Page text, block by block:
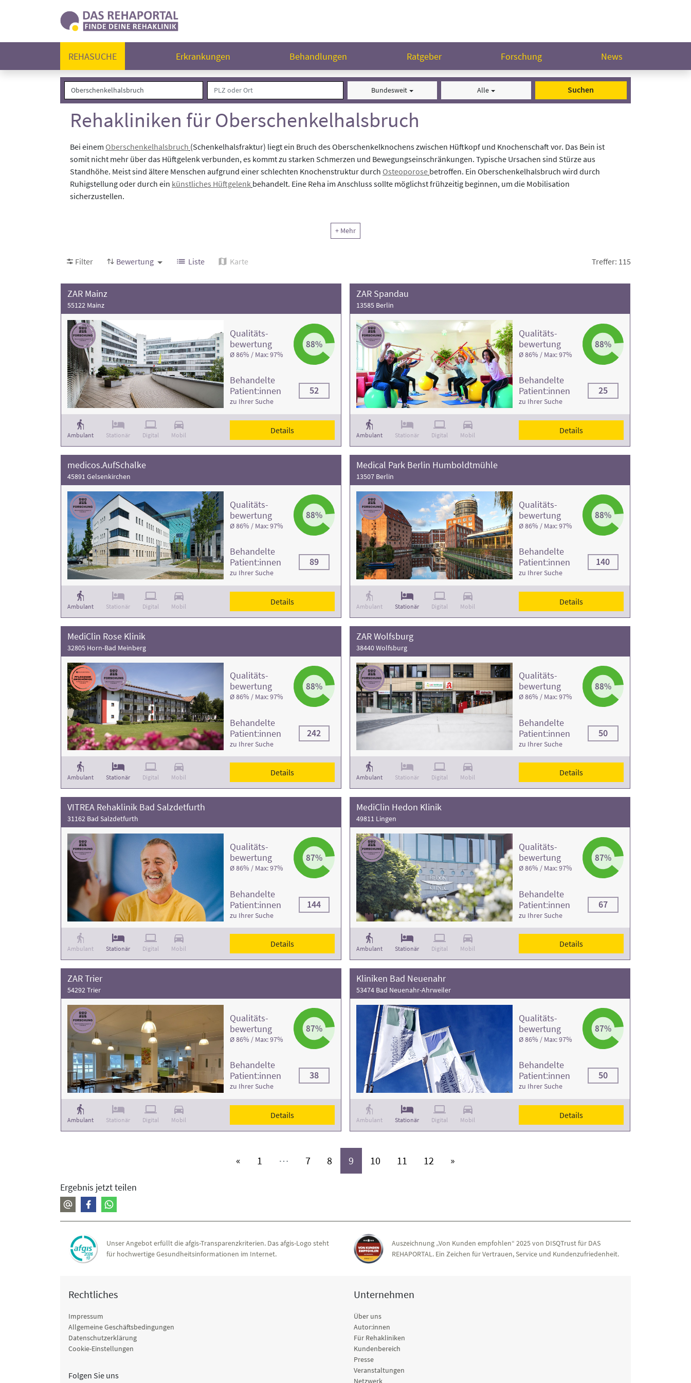
REHASUCHE Erkrankungen Behandlungen Ratgeber Forschung News
Bundesweit Alle Suchen
Rehakliniken für Oberschenkelhalsbruch
Bei einem Oberschenkelhalsbruch (Schenkelhalsfraktur) liegt ein Bruch des Oberschenkelknochens zwischen Hüftkopf und Knochenschaft vor. Das Bein ist
somit nicht mehr über das Hüftgelenk verbunden, es kommt zu starken Schmerzen und Bewegungseinschränkungen. Typische Ursachen sind Stürze aus
Standhöhe. Meist sind ältere Menschen aufgrund einer schlechten Knochenstruktur durch Osteoporose betroffen. Ein Oberschenkelhalsbruch wird durch
Ruhigstellung oder durch ein künstliches Hüftgelenk behandelt. Eine Reha im Anschluss sollte möglichst frühzeitig beginnen, um die Mobilisation
sicherzustellen.
Oberschenkelhalsbruchbehandelt.
. Weitere Informationen und die Kontaktdaten finden Sie in den jeweiligen Klinikprofilen.
+ Mehr
Filter Bewertung Liste Karte Treffer: 115
ZAR Mainz
55122 Mainz
Ambulant Stationär Digital Mobil
Qualitäts­
bewertung
Ø 86% / Max: 97%
88%
Behandelte
Patient:innen
zu Ihrer Suche
52
Details
ZAR Spandau
13585 Berlin
Ambulant Stationär Digital Mobil
Qualitäts­
bewertung
Ø 86% / Max: 97%
88%
Behandelte
Patient:innen
zu Ihrer Suche
25
Details
medicos.AufSchalke
45891 Gelsenkirchen
Ambulant Stationär Digital Mobil
Qualitäts­
bewertung
Ø 86% / Max: 97%
88%
Behandelte
Patient:innen
zu Ihrer Suche
89
Details
Medical Park Berlin Humboldtmühle
13507 Berlin
Ambulant Stationär Digital Mobil
Qualitäts­
bewertung
Ø 86% / Max: 97%
88%
Behandelte
Patient:innen
zu Ihrer Suche
140
Details
MediClin Rose Klinik
32805 Horn-Bad Meinberg
Ambulant Stationär Digital Mobil
Qualitäts­
bewertung
Ø 86% / Max: 97%
88%
Behandelte
Patient:innen
zu Ihrer Suche
242
Details
ZAR Wolfsburg
38440 Wolfsburg
Ambulant Stationär Digital Mobil
Qualitäts­
bewertung
Ø 86% / Max: 97%
88%
Behandelte
Patient:innen
zu Ihrer Suche
50
Details
VITREA Rehaklinik Bad Salzdetfurth
31162 Bad Salzdetfurth
Ambulant Stationär Digital Mobil
Qualitäts­
bewertung
Ø 86% / Max: 97%
87%
Behandelte
Patient:innen
zu Ihrer Suche
144
Details
MediClin Hedon Klinik
49811 Lingen
Ambulant Stationär Digital Mobil
Qualitäts­
bewertung
Ø 86% / Max: 97%
87%
Behandelte
Patient:innen
zu Ihrer Suche
67
Details
ZAR Trier
54292 Trier
Ambulant Stationär Digital Mobil
Qualitäts­
bewertung
Ø 86% / Max: 97%
87%
Behandelte
Patient:innen
zu Ihrer Suche
38
Details
Kliniken Bad Neuenahr
53474 Bad Neuenahr-Ahrweiler
Ambulant Stationär Digital Mobil
Qualitäts­
bewertung
Ø 86% / Max: 97%
87%
Behandelte
Patient:innen
zu Ihrer Suche
50
Details
« 1 (aktiv)
⋯ 7(aktiv)
8 (aktiv)
9 (aktiv)
10 (aktiv)
11 (aktiv)
12 (aktiv)
»
Ergebnis jetzt teilen
Unser Angebot erfüllt die afgis-Transparenzkriterien. Das afgis-Logo steht
für hochwertige Gesundheitsinformationen im Internet.
Auszeichnung „Von Kunden empfohlen“ 2025 von DISQTrust für DAS
REHAPORTAL. Ein Zeichen für Vertrauen, Service und Kundenzufriedenheit.
Rechtliches
Impressum
Allgemeine Geschäftsbedingungen
Datenschutzerklärung
Cookie-Einstellungen
Folgen Sie uns
Unternehmen
Über uns
Autor:innen
Für Rehakliniken
Kundenbereich
Presse
Veranstaltungen
Netzwerk